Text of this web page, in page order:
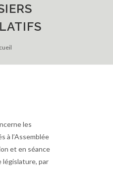
les
à l’Assemblée
et en séance
législature, par